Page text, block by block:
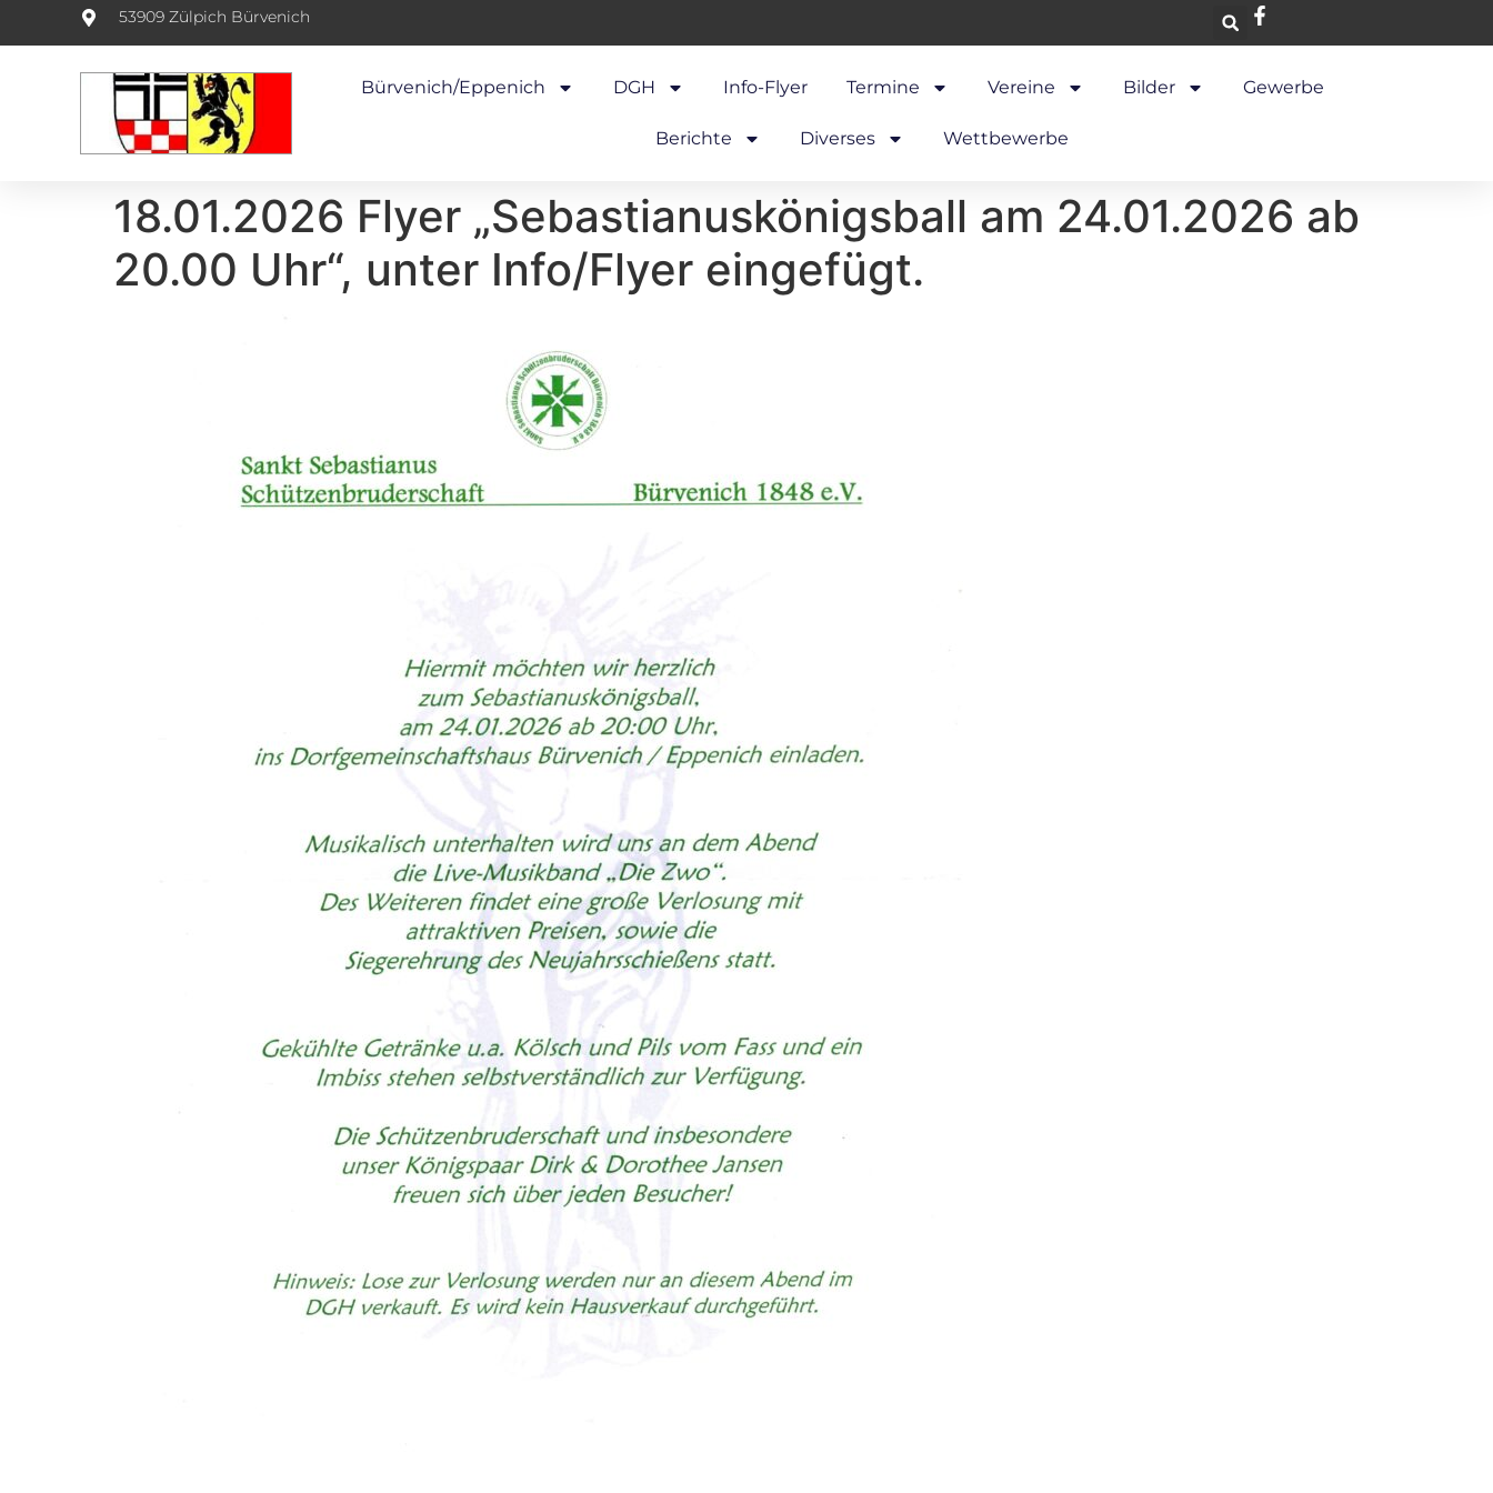
53909 Zülpich Bürvenich
Bürvenich/Eppenich DGH Info-Flyer Termine Vereine Bilder Gewerbe
Berichte Diverses Wettbewerbe
18.01.2026 Flyer „Sebastianuskönigsball am 24.01.2026 ab
20.00 Uhr“, unter Info/Flyer eingefügt.